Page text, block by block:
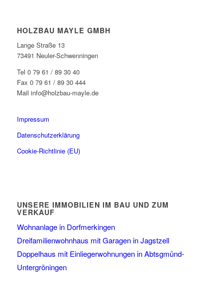
HOLZBAU MAYLE GMBH
Lange Straße 13
73491 Neuler-Schwenningen
Tel 0 79 61 / 89 30 40
Fax 0 79 61 / 89 30 444
Mail info@holzbau-mayle.de
Impressum
Datenschutzerklärung
Cookie-Richtlinie (EU)
UNSERE IMMOBILIEN IM BAU UND ZUM
VERKAUF
Wohnanlage in Dorfmerkingen
Dreifamilienwohnhaus mit Garagen in Jagstzell
Doppelhaus mit Einliegerwohnungen in Abtsgmünd-
Untergröningen